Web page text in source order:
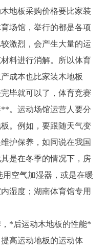
地板采购价格要比家装
场馆，举行的都是各项
激烈，会产生大量的运
料进行消解。所以体育
成本也比家装木地板
毕就可以了，体育竞赛
。运动场馆运营人要分
。例如，要跟随天气变
护保养，如同说在我国
是在冬季的情况下，房
空气加湿器，或是在暖
湿度；湖南体育馆专用
*后运动木地板的性能*
高运动地板的运动体